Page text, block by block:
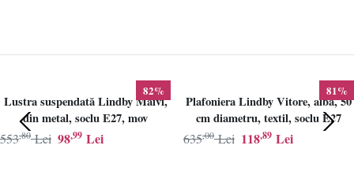
82%
Lustra suspendată Lindby Maivi,
din metal, soclu E27, mov
98,99 Lei
553,80 Lei
81%
Plafoniera Lindby Vitore, alba, 50
cm diametru, textil, soclu E27
118,89 Lei
635,00 Lei